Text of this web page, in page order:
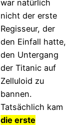
war natürlich
nicht der erste
Regisseur, der
den Einfall hatte,
den Untergang
der Titanic auf
Zelluloid zu
bannen.
Tatsächlich kam
die erste